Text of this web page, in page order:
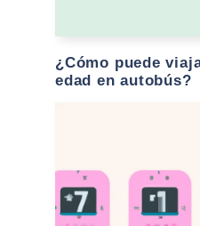
¿Cómo puede
edad en autobús?